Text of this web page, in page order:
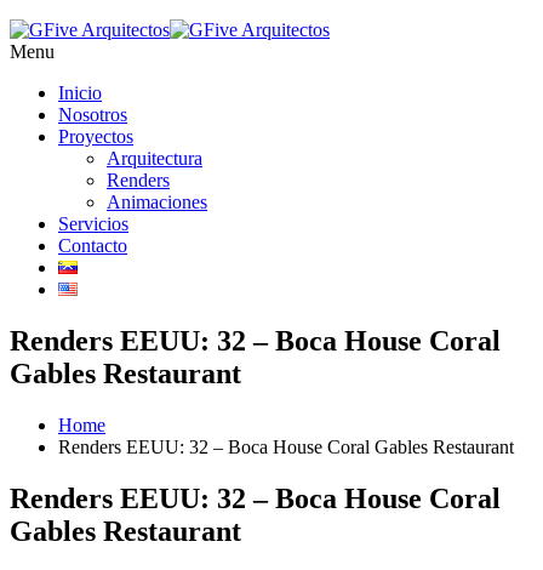
Menu
Inicio
Nosotros
Proyectos
Arquitectura
Renders
Animaciones
Servicios
Contacto
Renders EEUU: 32 – Boca House Coral
Gables Restaurant
Home
Renders EEUU: 32 – Boca House Coral Gables Restaurant
Renders EEUU: 32 – Boca House Coral
Gables Restaurant